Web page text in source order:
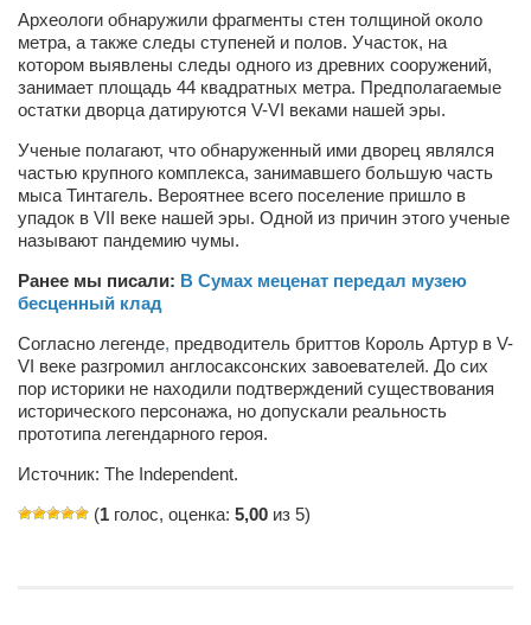
Косметологическое отделение КП Сумская
городская клиническая больница №4
Оптика — Медтехника
Тенториум -центр независимых дистрибьюторов
Кафе, клубы, рестораны
«Винегрет» — демократичный ресторан
«ЧАЙ — КАВА» магазин — кафе
Магазины
«Книголюб» — супермаркет
Багетный двор
МАГАЗИН СТИХОВ НА ЗАКАЗ
«Павел» — магазин мужской одежды
Туризм
Археологи обнаружили фрагменты стен толщиной около
метра, а также следы ступеней и полов. Участок, на
котором выявлены следы одного из древних сооружений,
занимает площадь 44 квадратных метра. Предполагаемые
остатки дворца датируются V-VI веками нашей эры.
Ученые полагают, что обнаруженный ими дворец являлся
частью крупного комплекса, занимавшего большую часть
мыса Тинтагель. Вероятнее всего поселение пришло в
упадок в VII веке нашей эры. Одной из причин этого ученые
называют пандемию чумы.
Ранее мы писали: В Сумах меценат передал музею
бесценный клад
Согласно легенде, предводитель бриттов Король Артур в V-
VI веке разгромил англосаксонских завоевателей. До сих
пор историки не находили подтверждений существования
исторического персонажа, но допускали реальность
прототипа легендарного героя.
Источник: The Independent.
(1 голос, оценка: 5,00 из 5)